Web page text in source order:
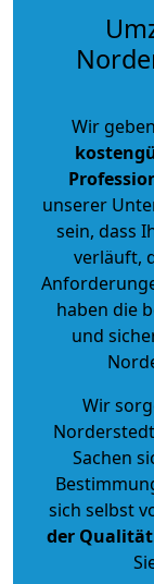
Wir
unserer
sein, dass
verläuft,
haben die
und
Wir
Sachen
sich selbst
der Qualität